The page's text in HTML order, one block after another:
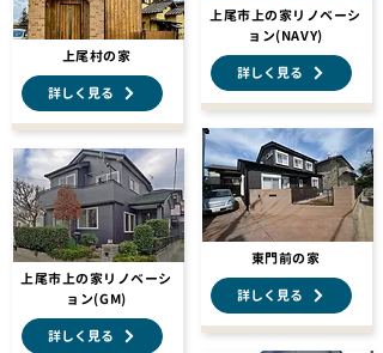
上尾村の家
詳しく見る
上尾市上の家リノベーシ
ョン(GM)
詳しく見る
上尾市上の家リノベーシ
ョン(NAVY)
詳しく見る
東門前の家
詳しく見る